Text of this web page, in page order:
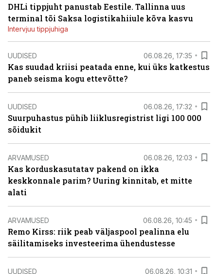
DHLi tippjuht panustab Eestile. Tallinna uus
terminal tõi Saksa logistikahiiule kõva kasvu
Intervjuu tippjuhiga
UUDISED 06.08.26, 17:35
Kas suudad kriisi peatada enne, kui üks katkestus
paneb seisma kogu ettevõtte?
UUDISED 06.08.26, 17:32
Suurpuhastus pühib liiklusregistrist ligi 100 000
sõidukit
ARVAMUSED 06.08.26, 12:03
Kas korduskasutatav pakend on ikka
keskkonnale parim? Uuring kinnitab, et mitte
alati
ARVAMUSED 06.08.26, 10:45
Remo Kirss: riik peab väljaspool pealinna elu
säilitamiseks investeerima ühendustesse
UUDISED 06.08.26, 10:31